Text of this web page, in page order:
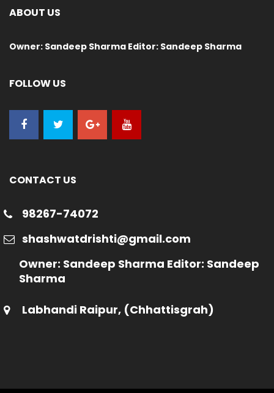
ABOUT US
Owner: Sandeep Sharma Editor: Sandeep Sharma
FOLLOW US
CONTACT US
98267-74072
shashwatdrishti@gmail.com
Owner: Sandeep Sharma Editor: Sandeep
Sharma
Labhandi Raipur, (Chhattisgrah)